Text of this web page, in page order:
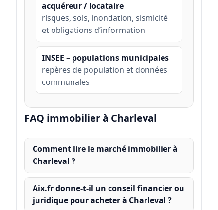
acquéreur / locataire
risques, sols, inondation, sismicité
et obligations d’information
INSEE – populations municipales
repères de population et données
communales
FAQ immobilier à Charleval
Comment lire le marché immobilier à
Charleval ?
Aix.fr donne-t-il un conseil financier ou
juridique pour acheter à Charleval ?